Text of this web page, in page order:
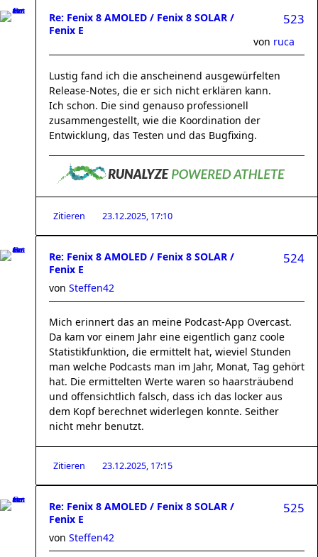
Re: Fenix 8 AMOLED / Fenix 8 SOLAR /
Fenix E
523
von ruca
Lustig fand ich die anscheinend ausgewürfelten
Release-Notes, die er sich nicht erklären kann.
Ich schon. Die sind genauso professionell
zusammengestellt, wie die Koordination der
Entwicklung, das Testen und das Bugfixing.
Zitieren 23.12.2025, 17:10
Re: Fenix 8 AMOLED / Fenix 8 SOLAR /
Fenix E
524
von Steffen42
Mich erinnert das an meine Podcast-App Overcast.
Da kam vor einem Jahr eine eigentlich ganz coole
Statistikfunktion, die ermittelt hat, wieviel Stunden
man welche Podcasts man im Jahr, Monat, Tag gehört
hat. Die ermittelten Werte waren so haarsträubend
und offensichtlich falsch, dass ich das locker aus
dem Kopf berechnet widerlegen konnte. Seither
nicht mehr benutzt.
Zitieren 23.12.2025, 17:15
Re: Fenix 8 AMOLED / Fenix 8 SOLAR /
Fenix E
525
von Steffen42